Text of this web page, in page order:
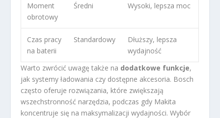
Moment
obrotowy
Średni Wysoki, lepsza moc
Czas pracy
na baterii
Standardowy
Dłuższy, lepsza
wydajność
Warto zwrócić uwagę także na dodatkowe funkcje,
jak systemy ładowania czy dostępne akcesoria. Bosch
często oferuje rozwiązania, które zwiększają
wszechstronność narzędzia, podczas gdy Makita
koncentruje się na maksymalizacji wydajności. Wybór